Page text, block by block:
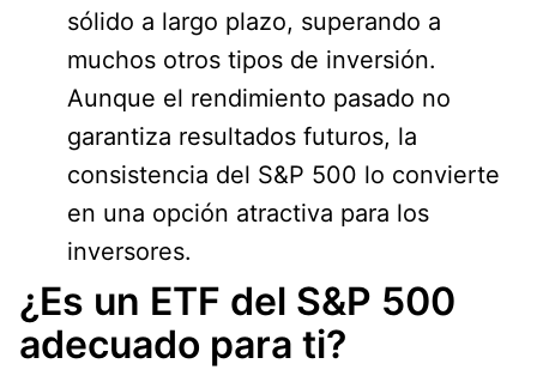
sólido a largo plazo, superando a
muchos otros tipos de inversión.
Aunque el rendimiento pasado no
garantiza resultados futuros, la
consistencia del S&P 500 lo convierte
en una opción atractiva para los
inversores.
¿Es un ETF del S&P 500
adecuado para ti?